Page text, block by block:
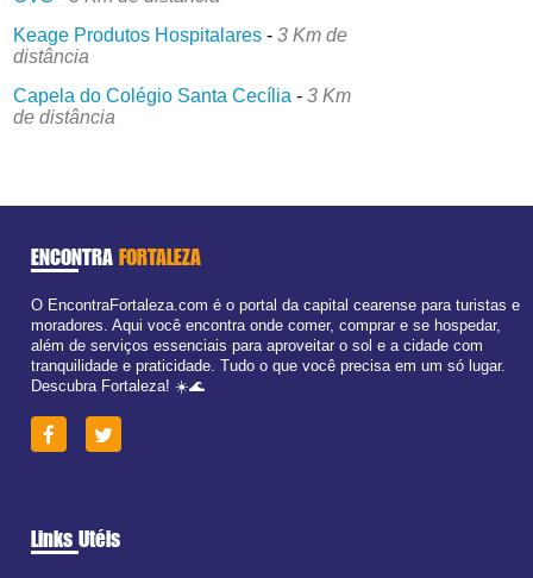
Keage Produtos Hospitalares -3 Km de
distância
Capela do Colégio Santa Cecília -3 Km
de distância
ENCONTRA FORTALEZA
O EncontraFortaleza.com é o portal da capital cearense para turistas e
moradores. Aqui você encontra onde comer, comprar e se hospedar,
além de serviços essenciais para aproveitar o sol e a cidade com
tranquilidade e praticidade. Tudo o que você precisa em um só lugar.
Descubra Fortaleza! ☀️🌊
Links Utéis